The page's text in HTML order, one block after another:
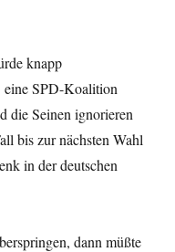
knapp
SPD-Koalition
die Seinen ignorieren
bis zur nächsten Wahl
in der deutschen
dann müßte